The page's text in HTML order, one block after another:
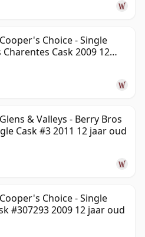
Choice - Single
Charentes Cask 2009 12
& Valleys - Berry Bros
Cask #3 2011 12 jaar oud
Choice - Single
#307293 2009 12 jaar oud